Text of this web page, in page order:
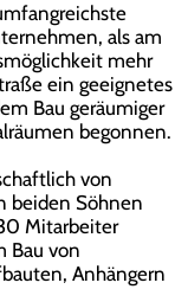
als am
mehr
ein geeignetes
Bau geräumiger
begonnen.
von
beiden Söhnen
Mitarbeiter
Bau von
Anhängern